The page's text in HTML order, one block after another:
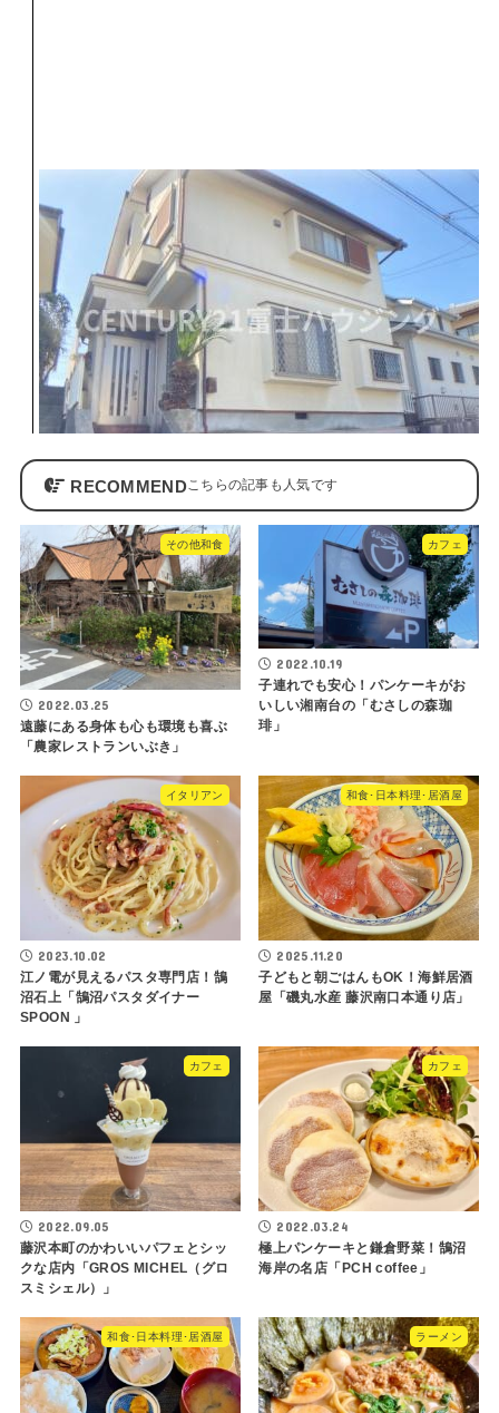
RECOMMEND
その他和食
2022.03.25
遠藤にある身体も心も環境も喜ぶ
「農家レストランいぶき」
カフェ
2022.10.19
子連れでも安心！パンケーキがお
いしい湘南台の「むさしの森珈
琲」
イタリアン
2023.10.02
江ノ電が見えるパスタ専門店！鵠
沼石上「鵠沼パスタダイナー
SPOON 」
和食･日本料理･居酒屋
2025.11.20
子どもと朝ごはんもOK！海鮮居酒
屋「磯丸水産 藤沢南口本通り店」
カフェ
2022.09.05
藤沢本町のかわいいパフェとシッ
クな店内「GROS MICHEL（グロ
スミシェル）」
カフェ
2022.03.24
極上パンケーキと鎌倉野菜！鵠沼
海岸の名店「PCH coffee」
和食･日本料理･居酒屋 ラーメン